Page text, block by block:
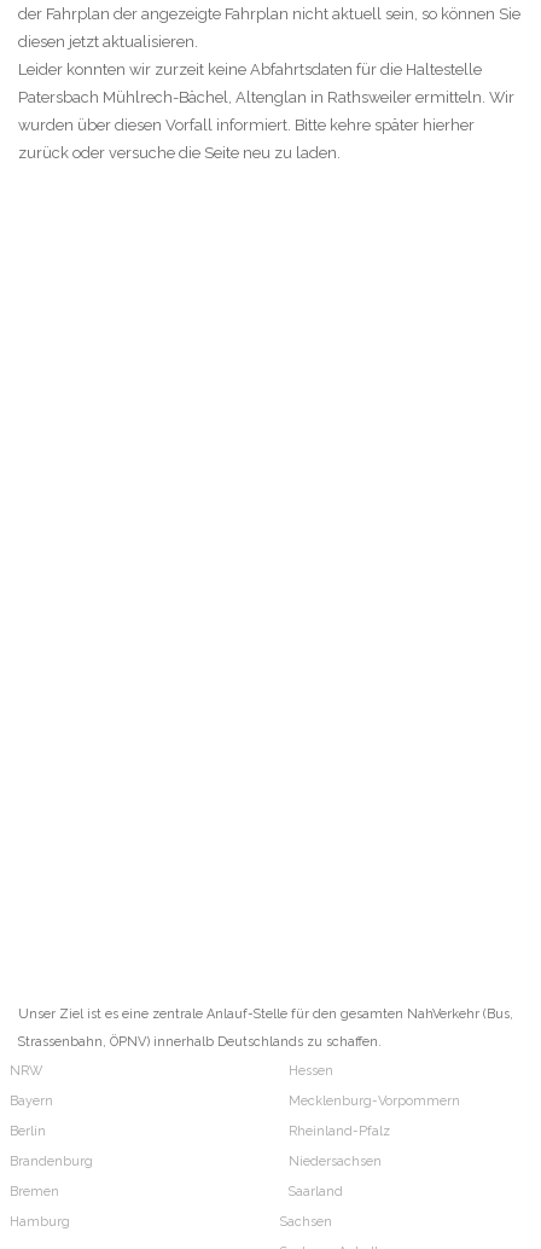
der Fahrplan der angezeigte Fahrplan nicht aktuell sein, so können Sie
diesen jetzt aktualisieren.
Leider konnten wir zurzeit keine Abfahrtsdaten für die Haltestelle
Patersbach Mühlrech-Bächel, Altenglan in Rathsweiler ermitteln. Wir
wurden über diesen Vorfall informiert. Bitte kehre später hierher
zurück oder versuche die Seite neu zu laden.
Unser Ziel ist es eine zentrale Anlauf-Stelle für den gesamten NahVerkehr (Bus,
Strassenbahn, ÖPNV) innerhalb Deutschlands zu schaffen.
NRW
Bayern
Berlin
Brandenburg
Bremen
Hamburg
Hessen
Mecklenburg-Vorpommern
Rheinland-Pfalz
Niedersachsen
Saarland
Sachsen